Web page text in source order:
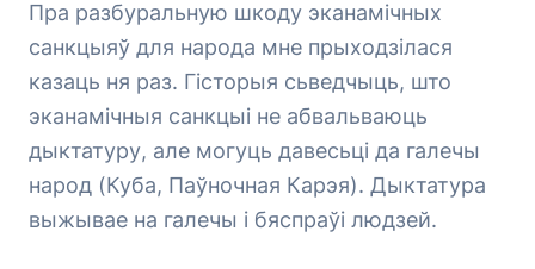
Пра разбуральную шкоду эканамічных
санкцыяў для народа мне прыходзілася
казаць ня раз. Гісторыя сьведчыць, што
эканамічныя санкцыі не абвальваюць
дыктатуру, але могуць давесьці да галечы
народ (Куба, Паўночная Карэя). Дыктатура
выжывае на галечы і бяспраўі людзей.